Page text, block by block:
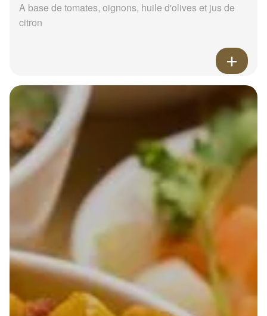
A base de tomates, oignons, huile d'olives et jus de
citron